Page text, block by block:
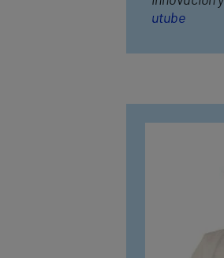
utube